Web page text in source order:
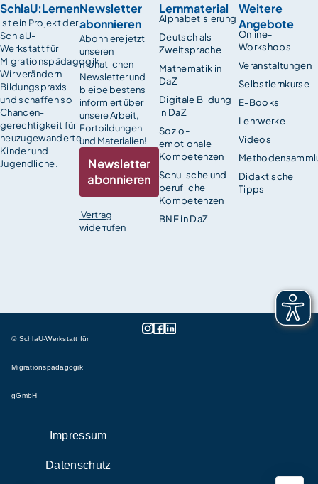
SchlaU:Lernen
ist ein Projekt der
SchlaU-
Werkstatt für
Migrationspädagogik.
Wir verändern
Bildungspraxis
und schaffen so
Chancen­
gerechtigkeit für
neuzugewanderte
Kinder und
Jugendliche.
Lernmaterial
Alphabetisierung
Deutsch als
Zweitsprache
Mathematik in
DaZ
Digitale Bildung
in DaZ
Sozio-
emotionale
Kompetenzen
Schulische und
berufliche
Kompetenzen
BNE in DaZ
Weitere
Angebote
Online-
Workshops
Veranstaltungen
Selbstlernkurse
E-Books
Lehrwerke
Videos
Didaktische
Tipps
Newsletter
abonnieren
Abonniere jetzt
unseren
monatlichen
Newsletter und
bleibe bestens
informiert über
unsere Arbeit,
Fortbildungen
und Materialien!
Newsletter
abonnieren
Vertrag
widerrufen
© SchlaU-Werkstatt für
Migrationspädagogik
gGmbH
Impressum
Datenschutz